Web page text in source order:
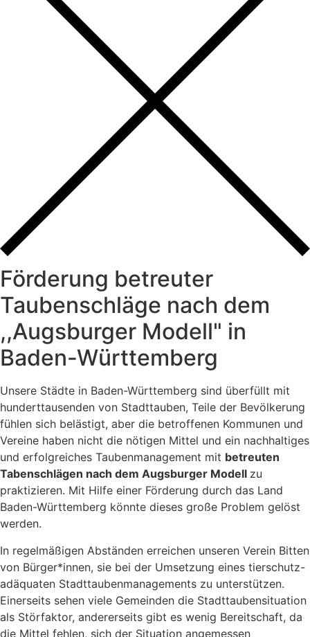
Förderung betreuter
Taubenschläge nach dem
,,Augsburger Modell" in
Baden-Württemberg
Unsere Städte in Baden-Württemberg sind überfüllt mit
hunderttausenden von Stadttauben, Teile der Bevölkerung
fühlen sich belästigt, aber die betroffenen Kommunen und
Vereine haben nicht die nötigen Mittel und ein nachhaltiges
und erfolgreiches Taubenmanagement mit betreuten
Tabenschlägen nach dem Augsburger Modell zu
praktizieren. Mit Hilfe einer Förderung durch das Land
Baden-Württemberg könnte dieses große Problem gelöst
werden.
In regelmäßigen Abständen erreichen unseren Verein Bitten
von Bürger*innen, sie bei der Umsetzung eines tierschutz-
adäquaten Stadttaubenmanagements zu unterstützen.
Einerseits sehen viele Gemeinden die Stadttaubensituation
als Störfaktor, andererseits gibt es wenig Bereitschaft, da
die Mittel fehlen, sich der Situation angemessen